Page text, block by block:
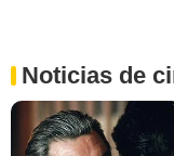
Noticias de